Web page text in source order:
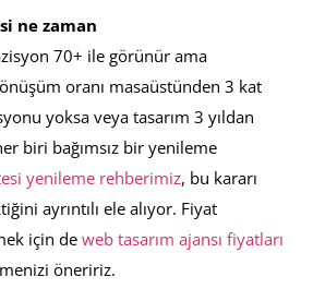
ne zaman
70+ ile görünür ama
oranı masaüstünden 3 kat
yoksa veya tasarım 3 yıldan
biri bağımsız bir yenileme
yenileme rehberimiz, bu kararı
ayrıntılı ele alıyor. Fiyat
için de web tasarım ajansı fiyatları
öneririz.